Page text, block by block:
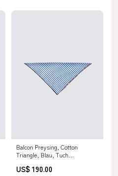
Balcon Preysing, Cotton
Triangle, Blau, Tuch
US$ 190.00